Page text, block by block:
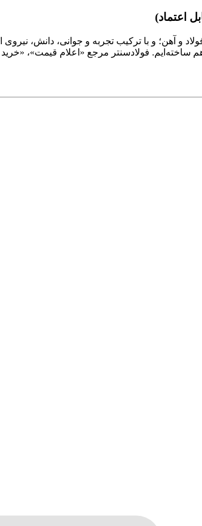
اعتماد)
در صنعت فولاد و آهن؛ و با ترکیب تجربه و
ساخته‌ایم. فولادسنتر مرجع «اعلام قیمت»،